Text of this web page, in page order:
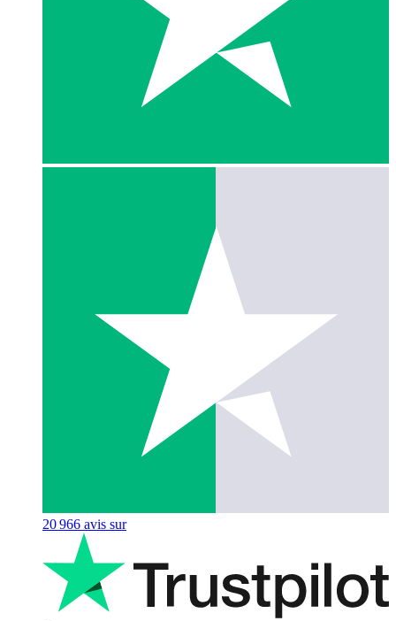
20 966 avis sur